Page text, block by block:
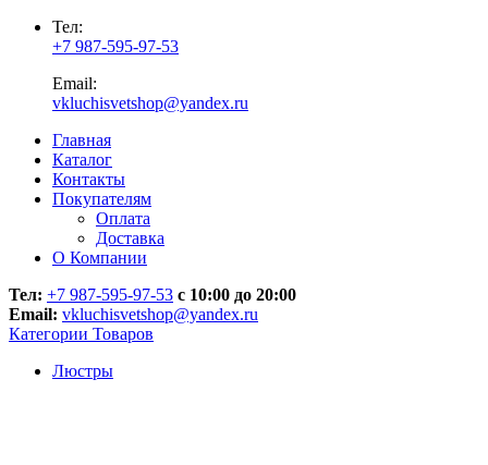
Тел:
+7 987-595-97-53
Email:
vkluchisvetshop@yandex.ru
Главная
Каталог
Контакты
Покупателям
Оплата
Доставка
О Компании
Тел: +7 987-595-97-53 с 10:00 до 20:00
Email: vkluchisvetshop@yandex.ru
Категории Товаров
Люстры